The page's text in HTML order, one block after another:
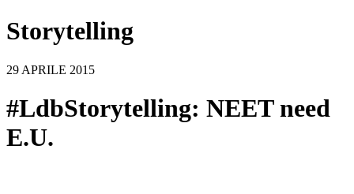
Storytelling
29 APRILE 2015
#LdbStorytelling: NEET need
E.U.